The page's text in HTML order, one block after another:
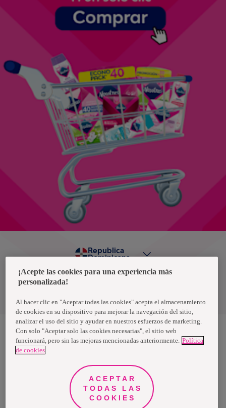
Política de privacidad de datos
Republica
Dominicana
Nosotras, una marca de Essity - una compañía global líder en
higiene y salud. Cada día, mil millones de personas, en todo el
propósito es romper barreras por el bienestar en beneficio de
consumidores, pacientes, cuidadores, clientes y la sociedad en
general. Vendemos en aproximadamente 150 países bajo las
principales marcas globales TENA y Tork, así como otras marcas
como Actimove, Cutimed, JOBST, Knix, Leukoplast, Libero, Libresse,
Lotus, Modibodi, Nosotras, Saba, Tempo, TOM Organic y Zewa. En
¡Acepte las cookies para una experiencia más
personalizada!
Al hacer clic en "Aceptar todas las cookies" acepta el almacenamiento
de cookies en su dispositivo para mejorar la navegación del sitio,
analizar el uso del sitio y ayudar en nuestros esfuerzos de marketing.
Con solo "Aceptar solo las cookies necesarias", el sitio web
funcionará, pero sin las mejoras mencionadas anteriormente. Política
de cookies
ACEPTAR
TODAS LAS
COOKIES